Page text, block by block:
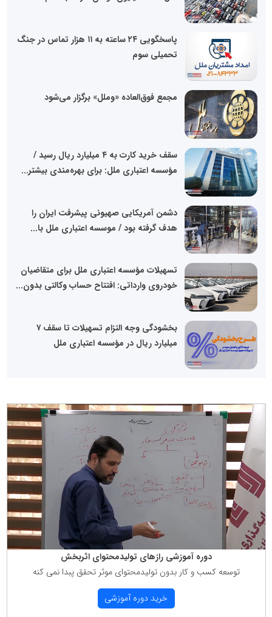
پاسخگویی ۲۴ ساعته به ۱۱ هزار تماس در جنگ
تحمیلی سوم
مجمع فوق‌العاده «وملل» برگزار می‌شود
سقف خرید کارت به ۴ میلیارد ریال رسید /
مؤسسه اعتباری ملل: برای بهره‌مندی بیشتر...
دشمن آمریکایی صهیونی پیشرفت ایران را
هدف گرفته بود / موسسه اعتباری ملل با...
تسهیلات مؤسسه اعتباری ملل برای متقاضیان
خودروی وارداتی: افتتاح حساب وکالتی بدون...
بخشودگی وجه التزام تسهیلات تا سقف ۷
میلیارد ریال در مؤسسه اعتباری ملل
دوره آموزشی رازهای تولیدمحتوای اثربخش
توسعه كسب و كار بدون تولیدمحتوای موثر تحقق پبدا نمی كنه
خرید دوره آموزشی